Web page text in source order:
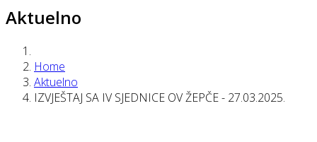
Aktuelno
Home
Aktuelno
IZVJEŠTAJ SA IV SJEDNICE OV ŽEPČE - 27.03.2025.